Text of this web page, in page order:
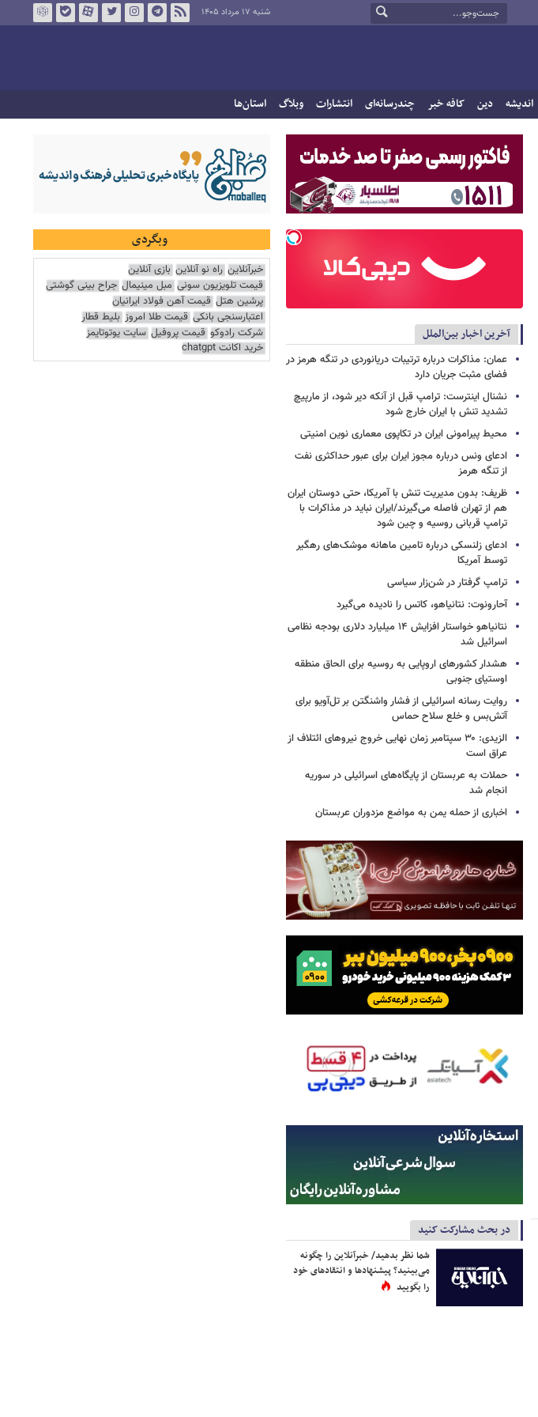
شنبه ۱۷ مرداد ۱۴۰۵
اندیشه دین کافه خبر چندرسانه‌ای انتشارات وبلاگ استان‌ها
آخرین اخبار بین‌الملل
عمان: مذاکرات درباره ترتیبات دریانوردی در تنگه هرمز در
فضای مثبت جریان دارد
نشنال اینترست: ترامپ قبل از آنکه دیر شود، از مارپیچ
تشدید تنش با ایران خارج شود
محیط پیرامونی ایران در تکاپوی معماری نوین امنیتی
ادعای ونس درباره مجوز ایران برای عبور حداکثری نفت
از تنگه هرمز
ظریف: بدون مدیریت تنش با آمریکا، حتی دوستان ایران
هم از تهران فاصله می‌گیرند/ایران نباید در مذاکرات با
ترامپ قربانی روسیه و چین شود
ادعای زلنسکی درباره تامین ماهانه موشک‌های رهگیر
توسط آمریکا
ترامپ گرفتار در شن‌زار سیاسی
آحارونوت: نتانیاهو، کاتس را نادیده می‌گیرد
نتانیاهو خواستار افزایش ۱۴ میلیارد دلاری بودجه نظامی
اسرائیل شد
هشدار کشورهای اروپایی به روسیه برای الحاق منطقه
اوستیای جنوبی
روایت رسانه اسرائیلی از فشار واشنگتن بر تل‌آویو برای
آتش‌بس و خلع سلاح حماس
الزیدی: ۳۰ سپتامبر زمان نهایی خروج نیروهای ائتلاف از
عراق است
حملات به عربستان از پایگاه‌های اسرائیلی در سوریه
انجام شد
اخباری از حمله یمن به مواضع مزدوران عربستان
در بحث مشارکت کنید
شما نظر بدهید/ خبرآنلاین را چگونه
می‌بینید؟ پیشنهادها و انتقادهای خود
را بگویید
وبگردی
خبرآنلاین راه نو آنلاین بازی آنلاین
قیمت تلویزیون سونی مبل مینیمال جراح بینی گوشتی
پرشین هتل قیمت آهن فولاد ایرانیان
اعتبارسنجی بانکی قیمت طلا امروز بلیط قطار
شرکت رادوکو قیمت پروفیل سایت یوتوتایمز
خرید اکانت chatgpt